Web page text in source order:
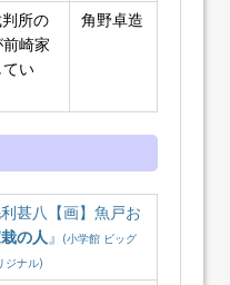
所の
崎家
い
角野卓造
利甚八【画】魚戸お
の人 』 (小学館 ビッグ
ジナル)